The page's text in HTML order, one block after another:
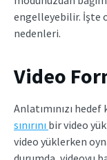
engelleyebilir. İşte
nedenleri.
Video
Anlatımınızı
sınırını bir video
video yüklerken